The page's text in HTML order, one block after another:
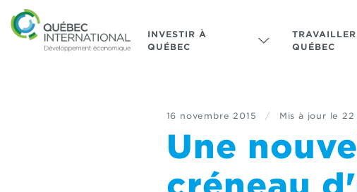
INVESTIR À
QUÉBEC
QUÉBEC
16 novembre 2015 / Mis à jour le 22
Une